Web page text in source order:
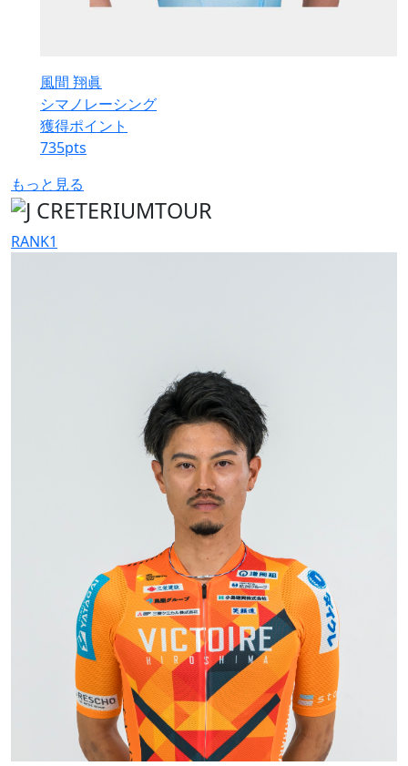
風間 翔眞
シマノレーシング
獲得ポイント
735pts
もっと見る
RANK1